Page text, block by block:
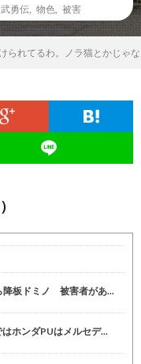
武勇伝 物色 被害
られてるわ。ノラ猫とかじ
降板ドミノ 被害者があ...
ホンダPUはメルセデ...